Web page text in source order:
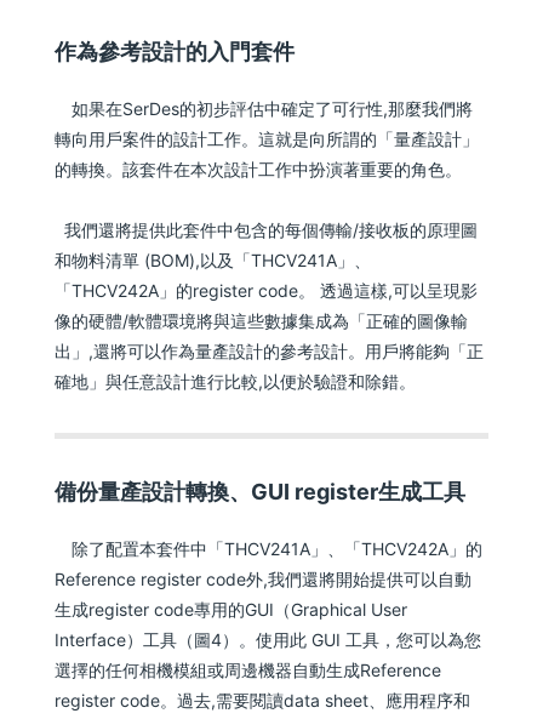
作為參考設計的入門套件
如果在SerDes的初步評估中確定了可行性,那麼我們將
轉向用戶案件的設計工作。這就是向所謂的「量產設計」
的轉換。該套件在本次設計工作中扮演著重要的角色。
我們還將提供此套件中包含的每個傳輸/接收板的原理圖
和物料清單 (BOM),以及「THCV241A」、
「THCV242A」的register code。 透過這樣,可以呈現影
像的硬體/軟體環境將與這些數據集成為「正確的圖像輸
出」,還將可以作為量產設計的參考設計。用戶將能夠「正
確地」與任意設計進行比較,以便於驗證和除錯。
備份量產設計轉換、GUI register生成工具
除了配置本套件中「THCV241A」、「THCV242A」的
Reference register code外,我們還將開始提供可以自動
生成register code專用的GUI（Graphical User
Interface）工具（圖4）。使用此 GUI 工具，您可以為您
選擇的任何相機模組或周邊機器自動生成Reference
register code。過去,需要閱讀data sheet、應用程序和